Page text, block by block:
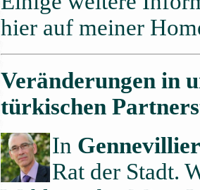
hier auf meiner
Veränderungen in
türkischen
In
Rat der Stadt.